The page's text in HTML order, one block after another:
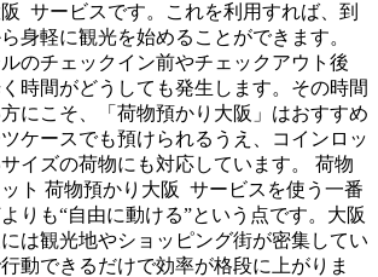
サービスです。これを利用すれば、到
身軽に観光を始めることができます。
のチェックイン前やチェックアウト後
時間がどうしても発生します。その時間
にこそ、「荷物預かり大阪」はおすすめ
ケースでも預けられるうえ、コインロッ
イズの荷物にも対応しています。 荷物
ト 荷物預かり大阪 サービスを使う一番
りも“自由に動ける”という点です。大阪
は観光地やショッピング街が密集してい
動できるだけで効率が格段に上がりま